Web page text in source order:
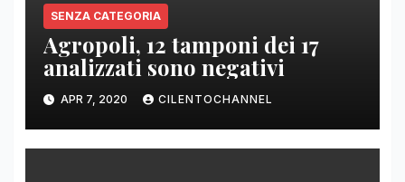
SENZA CATEGORIA
Agropoli, 12 tamponi dei 17
analizzati sono negativi
APR 7, 2020 CILENTOCHANNEL